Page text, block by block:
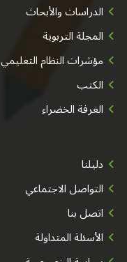
الدراسات والأبحاث
المجلة التربوية
مؤشرات النظام التعليمي
الكتب
الغرفة الخضراء
دليلنا
التواصل الاجتماعي
اتصل بنا
الأسئلة المتداولة